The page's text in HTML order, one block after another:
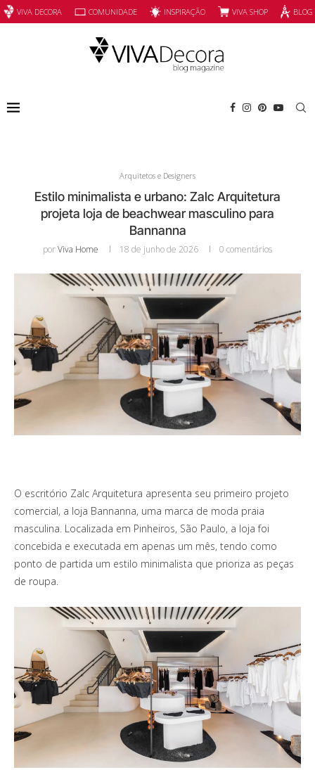
VIVA DECORA COMUNIDADE INSPIRAÇÃO VIVA SHOP
Arquitetos e Designers
Estilo minimalista e urbano: Zalc Arquitetura
projeta loja de beachwear masculino para
Bannanna
porViva Home 18 de junho de 2026 0 comentários
O escritório Zalc Arquitetura apresenta seu primeiro projeto
comercial, a loja Bannanna, uma marca de moda praia
masculina. Localizada em Pinheiros, São Paulo, a loja foi
concebida e executada em apenas um mês, tendo como
ponto de partida um estilo minimalista que prioriza as peças
de roupa.